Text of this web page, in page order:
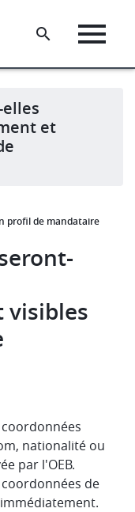
et
de mandataire ?
visibles
nationalité ou
par l'OEB.
de